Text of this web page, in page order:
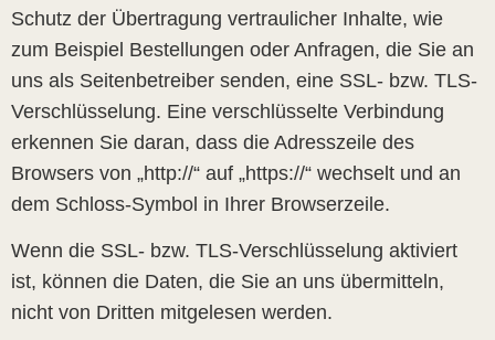
Schutz der Übertragung vertraulicher Inhalte, wie
zum Beispiel Bestellungen oder Anfragen, die Sie an
uns als Seitenbetreiber senden, eine SSL- bzw. TLS-
Verschlüsselung. Eine verschlüsselte Verbindung
erkennen Sie daran, dass die Adresszeile des
Browsers von „http://“ auf „https://“ wechselt und an
dem Schloss-Symbol in Ihrer Browserzeile.
Wenn die SSL- bzw. TLS-Verschlüsselung aktiviert
ist, können die Daten, die Sie an uns übermitteln,
nicht von Dritten mitgelesen werden.